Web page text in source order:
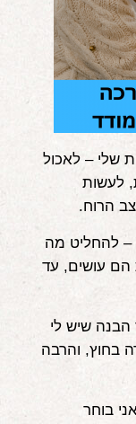
שלי – לאכול
לעשות
הרוח.
– להחליט מה
הם עושים, עד
שיש לי
בחוץ, והרבה
בוחר